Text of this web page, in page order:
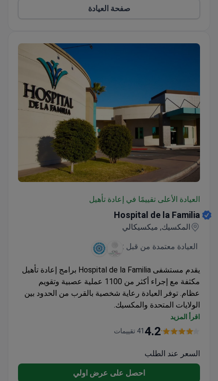
المرضى يتحسّنون في قدرتهم على الحركة. يستخدم
الفريق الخلايا الجذعية الوسيطة والعلاج المناعي بالخلايا
والعلاج المشيمي. تستغرق جلسات العلاج عادةً من ساعة
إلى ثلاث ساعات. تُوفّر العيادة رعاية متابعة تصل إلى 12
شهرًا. وهي حاصلة على شهادة اعتماد COFEPRIS لعملياتها
الطبية. تهدف هذه الإجراءات إلى تقليل الالتهاب وتجديد
الأنسجة التالفة بشكل طبيعي.
صفحة العيادة
العيادة الأعلى تقييمًا في إعادة تأهيل
Hospital de la Familia
المكسيك, ميكسيكالي
العيادة معتمدة من قبل :
يقدم مستشفى Hospital de la Familia برامج إعادة تأهيل
مكثفة مع إجراء أكثر من 1100 عملية عصبية وتقويم
عظام. توفر العيادة رعاية شخصية بالقرب من الحدود بين
الولايات المتحدة والمكسيك.
تتوفر باقات إعادة تأهيل شاملة تغطي التشخيص
والإقامة والتنقلات
برامج إعادة التأهيل العظمي
معتمد من قبل Consejo de Salubridad General مع 32
اقرأ المزيد
4.2 41 تقييمات
السعر عند الطلب
احصل على عرض اولي